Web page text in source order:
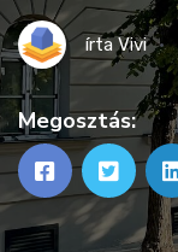
írtaVivi
Megosztás: